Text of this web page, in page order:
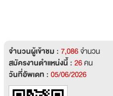
จำนวนผู้เข้าชม :7,086จำนวน
สมัครงานตำแหน่งนี้ :26คน
วันที่อัพเดท :05/06/2026